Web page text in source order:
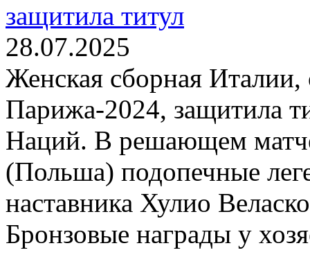
защитила титул
28.07.2025
Женская сборная
Парижа-2024, защитила
Наций. В решающем
(Польша) подопечные
наставника Хулио
Бронзовые награды у